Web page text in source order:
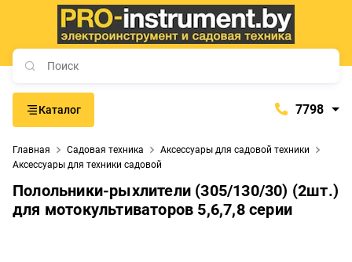
Каталог 7798
+375 (29) 765-57-74
proinstrument-minsk@mail.ru
Главная Садовая техника
Аксессуары для садовой техники
Аксессуары для техники садовой
Полольники-рыхлители (305/130/30) (2шт.)
для мотокультиваторов 5,6,7,8 серии